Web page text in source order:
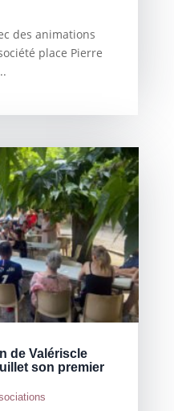
des animations
place Pierre
de Valériscle
son premier